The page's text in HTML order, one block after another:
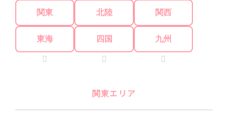
関東 北陸 関西
東海 四国 九州
関東エリア